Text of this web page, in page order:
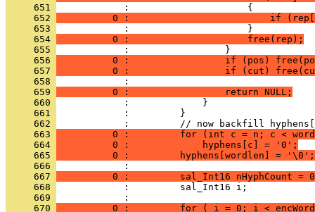
     651
     652
0 :                         if
     653
     654
          0 :                     free(rep);
     655
     656
0 :                 if (pos)
     657
0 :                 if (cut)
     658
     659
          0 :                 return NULL;
     660
     661
     662
     663
0 :         for (int c = n; c <
     664
          0 :             hyphens[c] = '0';
     665
          0 :         hyphens[wordlen] = '\0';
     666
     667
0 :         sal_Int16 nHyphCount =
     668
     669
     670
0 :         for ( i = 0; i <